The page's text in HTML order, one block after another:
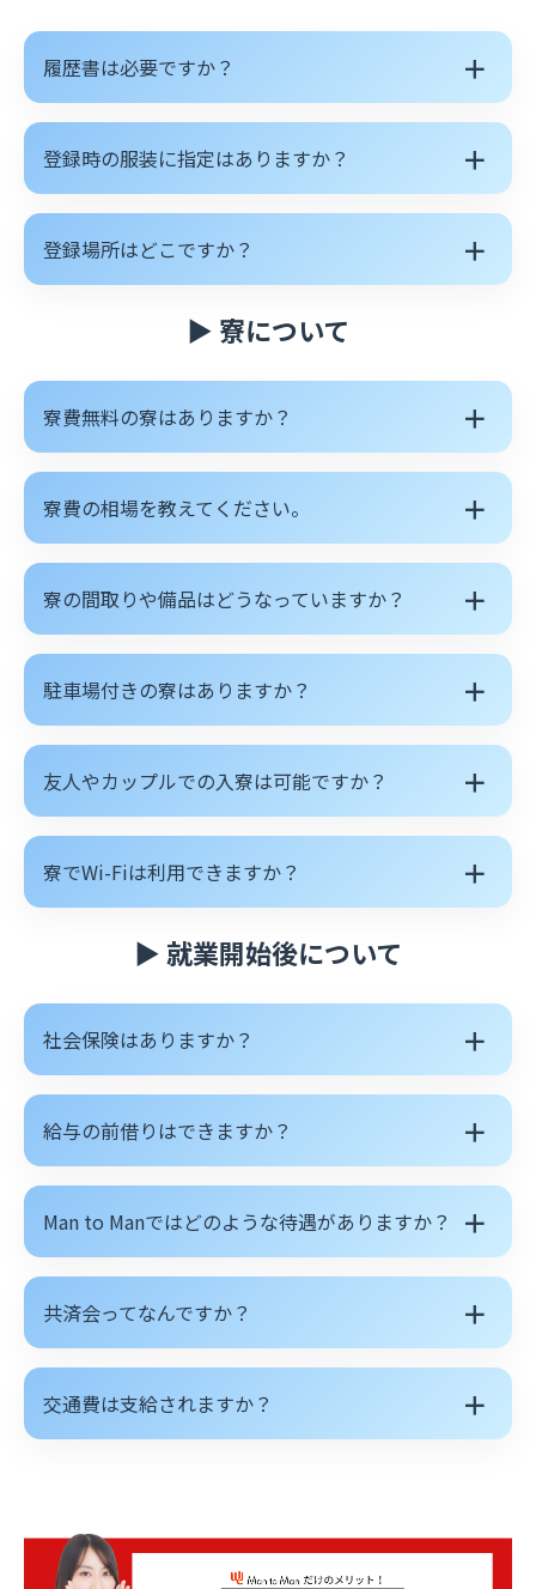
履歴書は必要ですか？ ＋
登録時の服装に指定はありますか？ ＋
登録場所はどこですか？ ＋
▶ 寮について
寮費無料の寮はありますか？ ＋
寮費の相場を教えてください。 ＋
寮の間取りや備品はどうなっていますか？ ＋
駐車場付きの寮はありますか？ ＋
友人やカップルでの入寮は可能ですか？ ＋
寮でWi-Fiは利用できますか？ ＋
▶ 就業開始後について
社会保険はありますか？ ＋
給与の前借りはできますか？ ＋
Man to Manではどのような待遇がありますか？ ＋
共済会ってなんですか？ ＋
交通費は支給されますか？ ＋